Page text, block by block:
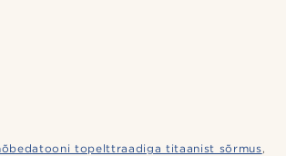
topelttraadiga titaanist sõrmus,